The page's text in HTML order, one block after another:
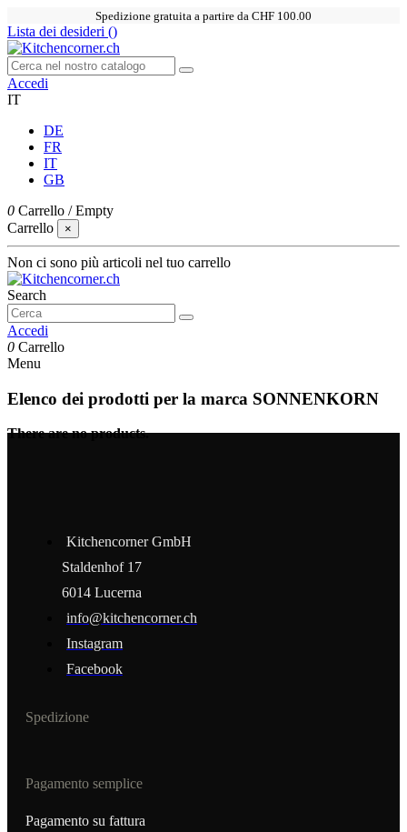
Spedizione gratuita a partire da CHF 100.00
Lista dei desideri ()
Accedi
IT
DE
FR
IT
GB
0 Carrello /Empty
Carrello
×
Non ci sono più articoli nel tuo carrello
Search
Accedi
0 Carrello
Menu
Elenco dei prodotti per la marca SONNENKORN
There are no products.
Kitchencorner GmbH
Staldenhof 17
6014 Lucerna
info@kitchencorner.ch
Instagram
Facebook
Spedizione
Pagamento semplice
Pagamento su fattura